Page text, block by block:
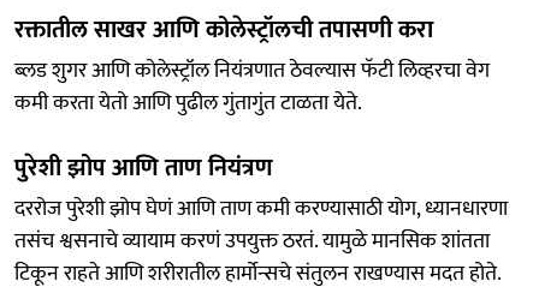
रक्तातील साखर आणि कोलेस्ट्रॉलची तपासणी करा
ब्लड शुगर आणि कोलेस्ट्रॉल नियंत्रणात ठेवल्यास फॅटी लिव्हरचा वेग
कमी करता येतो आणि पुढील गुंतागुंत टाळता येते.
पुरेशी झोप आणि ताण नियंत्रण
दररोज पुरेशी झोप घेणं आणि ताण कमी करण्यासाठी योग, ध्यानधारणा
तसंच श्वसनाचे व्यायाम करणं उपयुक्त ठरतं. यामुळे मानसिक शांतता
टिकून राहते आणि शरीरातील हार्मोन्सचे संतुलन राखण्यास मदत होते.